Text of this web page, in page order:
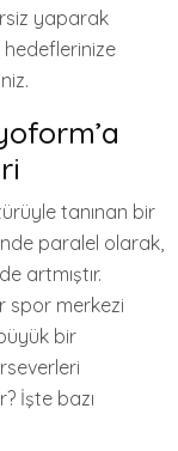
yaparak
hedeflerinize
tanınan bir
paralel olarak,
artmıştır.
spor merkezi
bir
İşte bazı